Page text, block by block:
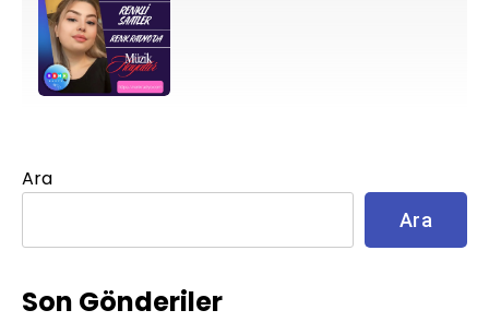
Ara
Ara
Son Gönderiler